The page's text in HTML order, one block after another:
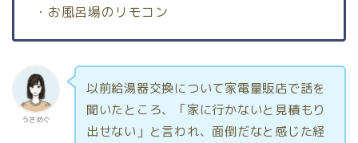
・お風呂場のリモコン
うさめぐ
以前給湯器交換について家電量販店で話を
聞いたところ、「家に行かないと見積もり
出せない」と言われ、面倒だなと感じた経